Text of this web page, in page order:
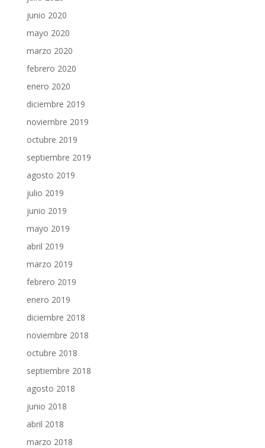
junio 2020
mayo 2020
marzo 2020
febrero 2020
enero 2020
diciembre 2019
noviembre 2019
octubre 2019
septiembre 2019
agosto 2019
julio 2019
junio 2019
mayo 2019
abril 2019
marzo 2019
febrero 2019
enero 2019
diciembre 2018
noviembre 2018
octubre 2018
septiembre 2018
agosto 2018
junio 2018
abril 2018
marzo 2018